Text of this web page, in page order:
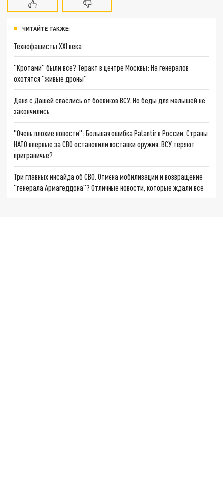
ЧИТАЙТЕ ТАКЖЕ:
Технофашисты XXI века
"Кротами" были все? Теракт в центре Москвы: На генералов
охотятся "живые дроны"
Даня с Дашей спаслись от боевиков ВСУ. Но беды для малышей не
закончились
"Очень плохие новости": Большая ошибка Palantir в России. Страны
НАТО впервые за СВО остановили поставки оружия. ВСУ теряют
приграничье?
Три главных инсайда об СВО. Отмена мобилизации и возвращение
"генерала Армагеддона"? Отличные новости, которые ждали все